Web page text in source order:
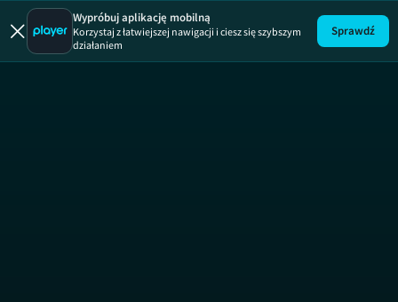
Uwaga!
Wypróbuj aplikację mobilną
Korzystaj z łatwiejszej nawigacji i ciesz się szybszym
działaniem
Sprawdź